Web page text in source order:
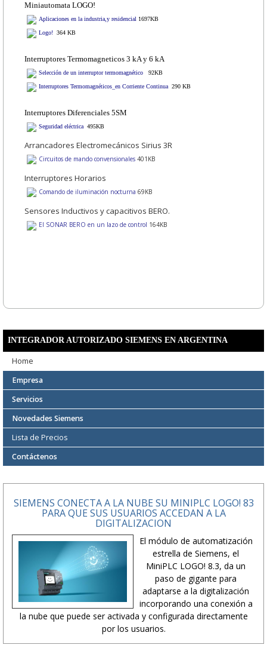
Miniautomata LOGO!
Aplicaciones en la industria,y residencial 1697KB
Logo! 364 KB
Interruptores Termomagneticos 3 kA y 6 kA
Selección de un interruptor termomagnético 92KB
Interruptores Termomagnéticos_en Corriente Continua 290 KB
Interruptores Diferenciales 5SM
Seguridad eléctrica 495KB
Arrancadores Electromecánicos Sirius 3R
Circuitos de mando convensionales 401KB
Interruptores Horarios
Comando de iluminación nocturna 69KB
Sensores Inductivos y capacitivos BERO.
El SONAR BERO en un lazo de control 164KB
INTEGRADOR AUTORIZADO SIEMENS EN ARGENTINA
Home
Empresa
Servicios
Novedades Siemens
Lista de Precios
Contáctenos
SIEMENS CONECTA A LA NUBE SU MINIPLC LOGO! 83
PARA QUE SUS USUARIOS ACCEDAN A LA
DIGITALIZACION
El módulo de automatización
estrella de Siemens, el
MiniPLC LOGO! 8.3, da un
paso de gigante para
adaptarse a la digitalización
incorporando una conexión a
la nube que puede ser activada y configurada directamente
por los usuarios.